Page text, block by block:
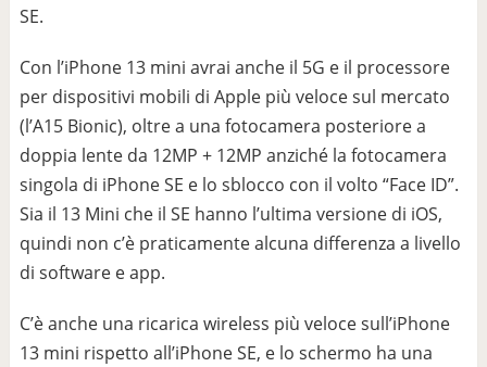
SE.
Con l’iPhone 13 mini avrai anche il 5G e il processore
per dispositivi mobili di Apple più veloce sul mercato
(l’A15 Bionic), oltre a una fotocamera posteriore a
doppia lente da 12MP + 12MP anziché la fotocamera
singola di iPhone SE e lo sblocco con il volto “Face ID”.
Sia il 13 Mini che il SE hanno l’ultima versione di iOS,
quindi non c’è praticamente alcuna differenza a livello
di software e app.
C’è anche una ricarica wireless più veloce sull’iPhone
13 mini rispetto all’iPhone SE, e lo schermo ha una